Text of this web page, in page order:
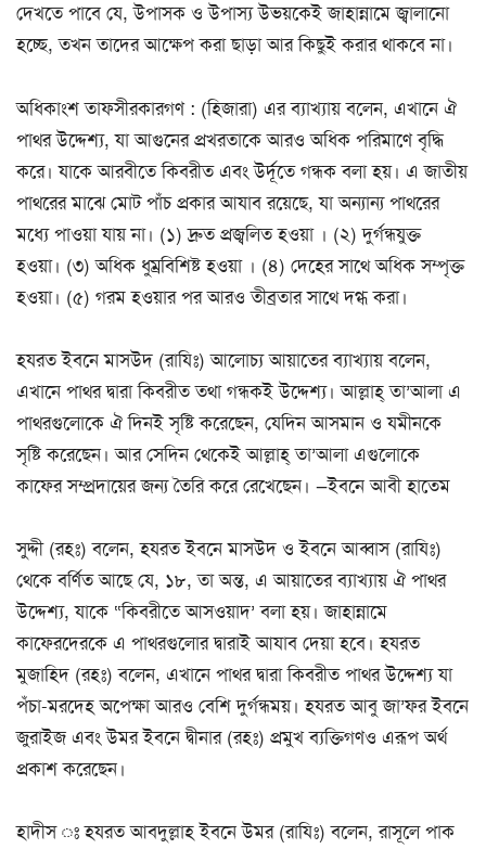
দেখতে পাবে যে, উপাসক ও উপাস্য উভয়কেই জাহান্নামে জ্বালানো
হচ্ছে, তখন তাদের আক্ষেপ করা ছাড়া আর কিছুই করার থাকবে না।
অধিকাংশ তাফসীরকারগণ : (হিজারা) এর ব্যাখ্যায় বলেন, এখানে ঐ
পাথর উদ্দেশ্য, যা আগুনের প্রখরতাকে আরও অধিক পরিমাণে বৃদ্ধি
করে। যাকে আরবীতে কিবরীত এবং উর্দূতে গন্ধক বলা হয়। এ জাতীয়
পাথরের মাঝে মোট পাঁচ প্রকার আযাব রয়েছে, যা অন্যান্য পাথরের
মধ্যে পাওয়া যায় না। (১) দ্রুত প্রজ্বলিত হওয়া । (২) দুর্গন্ধযুক্ত
হওয়া। (৩) অধিক ধুম্রবিশিষ্ট হওয়া । (৪) দেহের সাথে অধিক সম্পৃক্ত
হওয়া। (৫) গরম হওয়ার পর আরও তীব্রতার সাথে দগ্ধ করা।
হযরত ইবনে মাসউদ (রাযিঃ) আলোচ্য আয়াতের ব্যাখ্যায় বলেন,
এখানে পাথর দ্বারা কিবরীত তথা গন্ধকই উদ্দেশ্য। আল্লাহ্ তা’আলা এ
পাথরগুলোকে ঐ দিনই সৃষ্টি করেছেন, যেদিন আসমান ও যমীনকে
সৃষ্টি করেছেন। আর সেদিন থেকেই আল্লাহ্ তা’আলা এগুলোকে
কাফের সম্প্রদায়ের জন্য তৈরি করে রেখেছেন। —ইবনে আবী হাতেম
সুদ্দী (রহঃ) বলেন, হযরত ইবনে মাসউদ ও ইবনে আব্বাস (রাযিঃ)
থেকে বর্ণিত আছে যে, ১৮, তা অন্ত, এ আয়াতের ব্যাখ্যায় ঐ পাথর
উদ্দেশ্য, যাকে “কিবরীতে আসওয়াদ’ বলা হয়। জাহান্নামে
কাফেরদেরকে এ পাথরগুলোর দ্বারাই আযাব দেয়া হবে। হযরত
মুজাহিদ (রহঃ) বলেন, এখানে পাথর দ্বারা কিবরীত পাথর উদ্দেশ্য যা
পঁচা-মরদেহ অপেক্ষা আরও বেশি দুর্গন্ধময়। হযরত আবু জা’ফর ইবনে
জুরাইজ এবং উমর ইবনে দ্বীনার (রহঃ) প্রমুখ ব্যক্তিগণও এরূপ অর্থ
প্রকাশ করেছেন।
হাদীস ঃ হযরত আবদুল্লাহ ইবনে উমর (রাযিঃ) বলেন, রাসূলে পাক